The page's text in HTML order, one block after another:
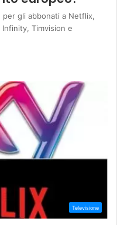
gli abbonati a Netflix,
Infinity, Timvision e
Televisione